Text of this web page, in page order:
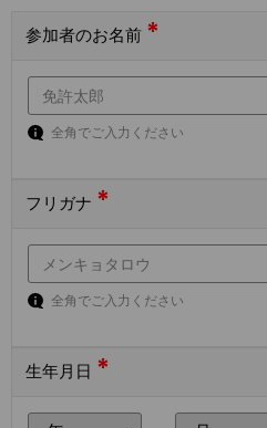
参加者のお名前 *
全角でご入力ください
フリガナ *
全角でご入力ください
生年月日 *